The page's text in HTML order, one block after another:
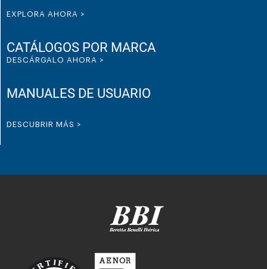
EXPLORA AHORA >
CATÁLOGOS POR MARCA
DESCÁRGALO AHORA >
MANUALES DE USUARIO
DESCUBRIR MÁS >